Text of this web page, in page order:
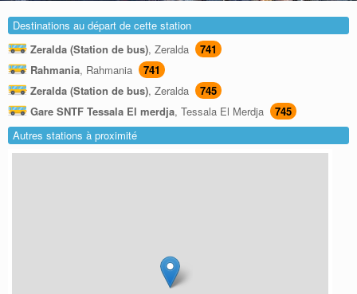
Destinations au départ de cette station
Zeralda (Station de bus), Zeralda
741
Rahmania, Rahmania
741
Zeralda (Station de bus), Zeralda
745
Gare SNTF Tessala El merdja, Tessala El Merdja
745
Autres stations à proximité